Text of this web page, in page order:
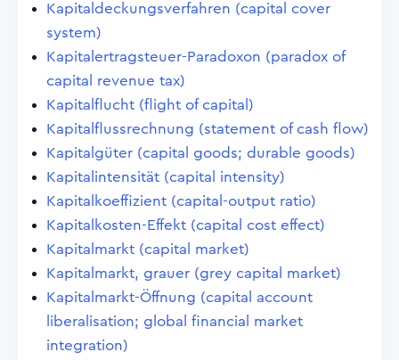
Kapitaldeckungsverfahren (capital cover
system)
Kapitalertragsteuer-Paradoxon (paradox of
capital revenue tax)
Kapitalflucht (flight of capital)
Kapitalflussrechnung (statement of cash flow)
Kapitalgüter (capital goods; durable goods)
Kapitalintensität (capital intensity)
Kapitalkoeffizient (capital-output ratio)
Kapitalkosten-Effekt (capital cost effect)
Kapitalmarkt (capital market)
Kapitalmarkt, grauer (grey capital market)
Kapitalmarkt-Öffnung (capital account
liberalisation; global financial market
integration)